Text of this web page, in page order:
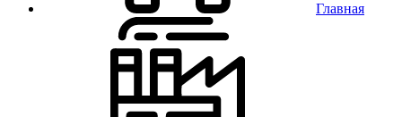
Главная